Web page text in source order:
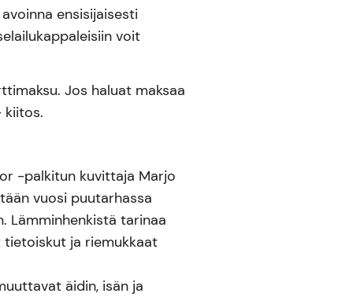
ensisijaisesti
voit
Jos haluat maksaa
kiitos.
-palkitun kuvittaja Marjo
vuosi puutarhassa
Lämminhenkistä tarinaa
ja riemukkaat
äidin, isän ja